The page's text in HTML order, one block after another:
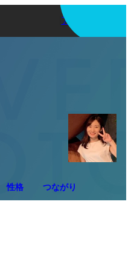
アプリを使う
性格 つながり